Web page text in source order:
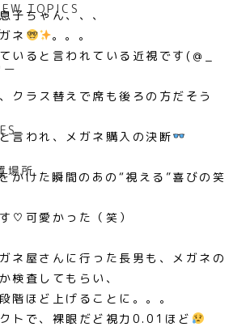
TOPICS
場所
子ちゃん、、、
ネ
。。。
いると言われている近視です(＠_
クラス替えで席も後ろの方だそう
言われ、メガネ購入の決断
かけた瞬間のあの“視える”喜びの笑
♡可愛かった（笑）
ネ屋さんに行った長男も、メガネの
検査してもらい、
階ほど上げることに。。。
トで、裸眼だど視力0.01ほど